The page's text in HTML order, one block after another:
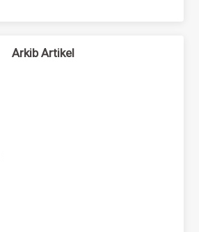
Arkib Artikel